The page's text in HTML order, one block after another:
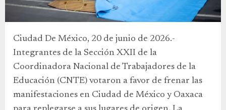
Ciudad De México, 20 de junio de 2026.-
Integrantes de la Sección XXII de la
Coordinadora Nacional de Trabajadores de la
Educación (CNTE) votaron a favor de frenar las
manifestaciones en Ciudad de México y Oaxaca